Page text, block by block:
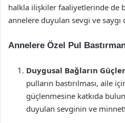
halkla ilişkiler faaliyetlerinde de
annelere duyulan sevgi ve
Annelere Özel Pul
Duygusal Bağların
pulların bastırılması, aile
güçlenmesine katkıda
duyulan sevginin ve